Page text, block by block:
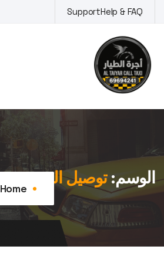
to
content
Help & FAQ
Support
الوسم:توصيل القرين
Home